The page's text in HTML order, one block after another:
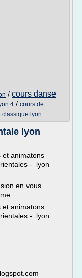
/ cours danse
4 / cours de
classique lyon
lyon
et animatons
- lyon
en vous
et animatons
- lyon